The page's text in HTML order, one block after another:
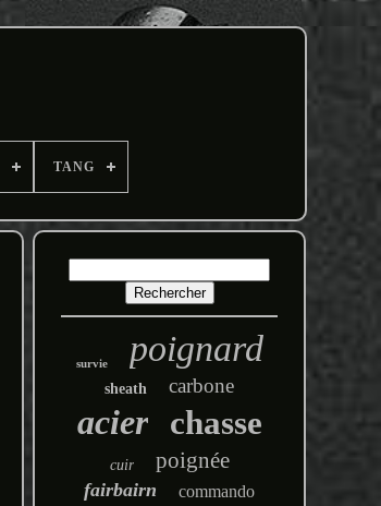
TANG
survie poignard
sheath carbone
acier chasse
cuir poignée
fairbairn commando